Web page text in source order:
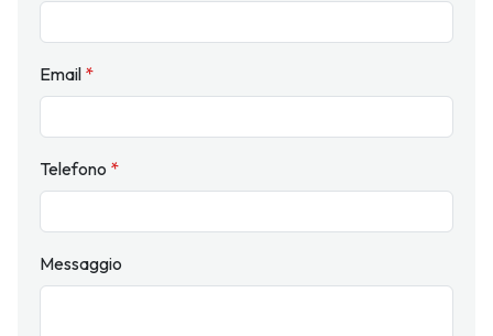
Email *
Telefono *
Messaggio